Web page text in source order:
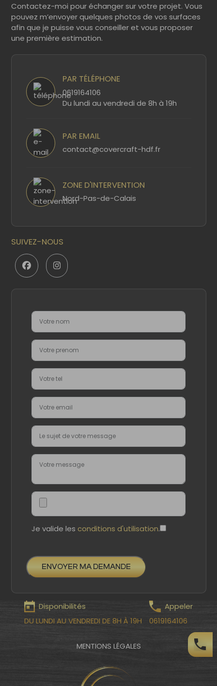
Contactez-moi pour échanger sur votre projet. Vous
pouvez m’envoyer quelques photos de vos surfaces
afin que je puisse vous conseiller et vous proposer
une première estimation.
PAR TÉLÉPHONE
0619164106
Du lundi au vendredi de 8h à 19h
PAR EMAIL
contact@covercraft-hdf.fr
ZONE D'INTERVENTION
Nord-Pas-de-Calais
SUIVEZ-NOUS
Je valide les conditions d'utilisation.
ENVOYER MA DEMANDE
MENTIONS LÉGALES
Disponibilités
DU LUNDI AU VENDREDI DE 8H À 19H
Appeler
0619164106